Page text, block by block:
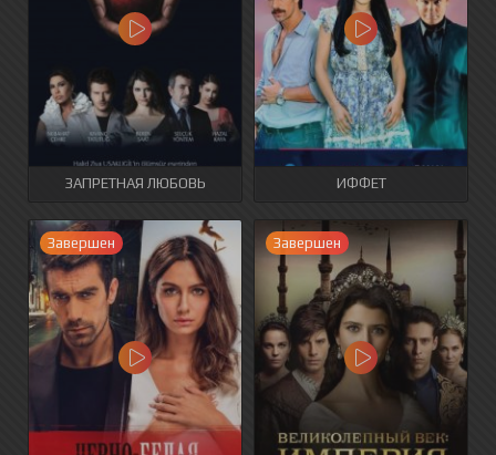
ЗАПРЕТНАЯ ЛЮБОВЬ ИФФЕТ
Завершен Завершен